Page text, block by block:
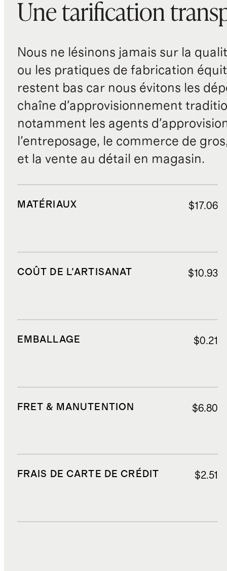
Une tarification
Nous ne lésinons jamais sur la
ou les pratiques de fabrication
restent bas car nous évitons les
chaîne d'approvisionnement
notamment les agents
l'entreposage, le commerce de
et la vente au détail en magasin.
MATÉRIAUX $17.06
COÛT DE L'ARTISANAT $10.93
EMBALLAGE $0.21
FRET & MANUTENTION $6.80
FRAIS DE CARTE DE CRÉDIT $2.51